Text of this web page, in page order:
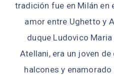
tradición fue en Milán en
amor entre Ughetto y
duque Ludovico
Atellani, era un joven
halcones y